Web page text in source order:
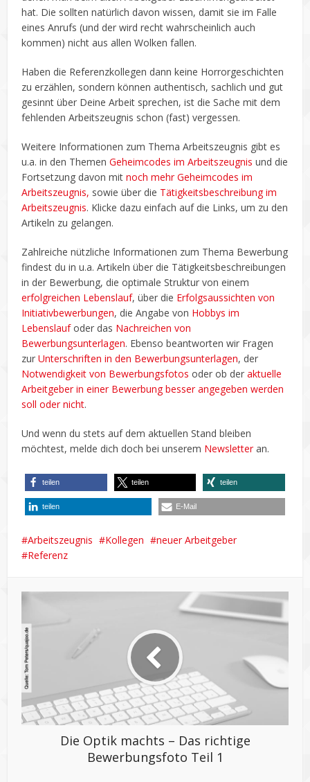
hat. Die sollten natürlich davon wissen, damit sie im Falle
eines Anrufs (und der wird recht wahrscheinlich auch
kommen) nicht aus allen Wolken fallen.
Haben die Referenzkollegen dann keine Horrorgeschichten
zu erzählen, sondern können authentisch, sachlich und gut
gesinnt über Deine Arbeit sprechen, ist die Sache mit dem
fehlenden Arbeitszeugnis schon (fast) vergessen.
Weitere Informationen zum Thema Arbeitszeugnis gibt es
u.a. in den ThemenGeheimcodes im Arbeitszeugnis und die
Fortsetzung davon mitnoch mehr Geheimcodes im
Arbeitszeugnis, sowie über die Tätigkeitsbeschreibung im
Arbeitszeugnis. Klicke dazu einfach auf die Links, um zu den
Artikeln zu gelangen.
Zahlreiche nützliche Informationen zum Thema Bewerbung
findest du in u.a. Artikeln über die Tätigkeitsbeschreibungen
in der Bewerbung, die optimale Struktur von einem
erfolgreichen Lebenslauf, über die Erfolgsaussichten von
Initiativbewerbungen, die Angabe von Hobbys im
Lebenslaufoder das Nachreichen von
Bewerbungsunterlagen. Ebenso beantworten wir Fragen
zurUnterschriften in den Bewerbungsunterlagen, der
Notwendigkeit von Bewerbungsfotos oder ob deraktuelle
Arbeitgeber in einer Bewerbung besser angegeben werden
soll oder nicht.
Und wenn du stets auf dem aktuellen Stand bleiben
möchtest, melde dich doch bei unserem Newsletteran.
teilen teilen teilen
teilen E-Mail
Arbeitszeugnis Kollegen
neuer Arbeitgeber
Referenz
Die Optik machts – Das richtige
Bewerbungsfoto Teil 1